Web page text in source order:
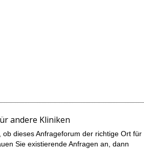
andere Kliniken
ob dieses Anfrageforum der richtige Ort für
Sie existierende Anfragen an, dann